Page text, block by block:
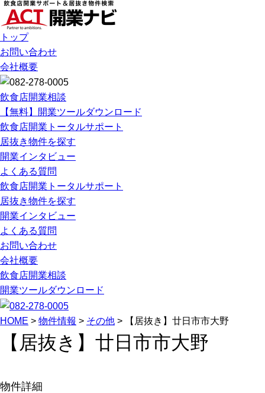
トップ
お問い合わせ
会社概要
飲食店開業相談
【無料】開業ツールダウンロード
飲食店開業トータルサポート
居抜き物件を探す
開業インタビュー
よくある質問
飲食店開業トータルサポート
居抜き物件を探す
開業インタビュー
よくある質問
お問い合わせ
会社概要
飲食店開業相談
開業ツールダウンロード
HOME > 物件情報 > その他 > 【居抜き】廿日市市大野
【居抜き】廿日市市大野
物件詳細